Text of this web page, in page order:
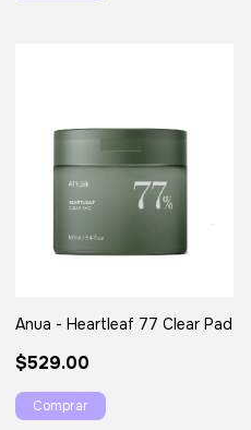
Anua - Heartleaf 77 Clear Pad
$529.00